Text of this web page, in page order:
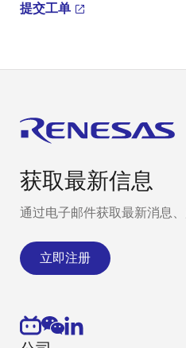
提交工单
获取最新信息
通过电子邮件获取最新消息、
立即注册